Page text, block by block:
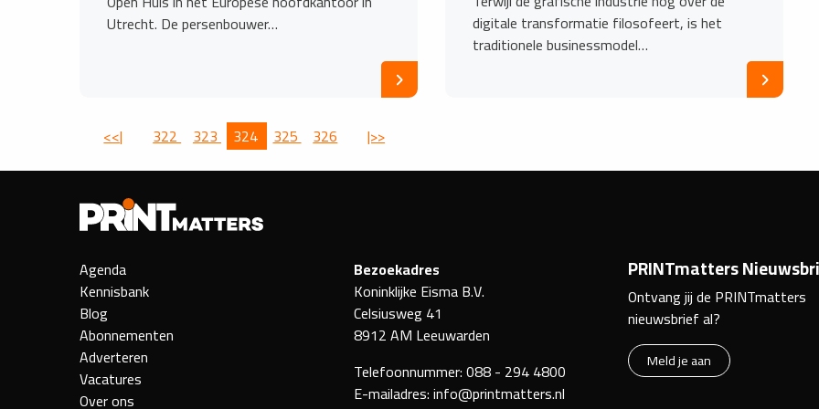
Utrecht. De persenbouwer…
digitale transformatie filosofeert, is het
traditionele businessmodel…
<<| 322 323 324 325 326 |>>
Agenda
Kennisbank
Blog
Abonnementen
Adverteren
Vacatures
Over ons
Bezoekadres
Koninklijke Eisma B.V.
Celsiusweg 41
8912 AM Leeuwarden
Telefoonnummer:088 - 294 4800
E-mailadres:info@printmatters.nl
PRINTmatters
Ontvang jij de PRINTmatters
nieuwsbrief al?
Meld je aan